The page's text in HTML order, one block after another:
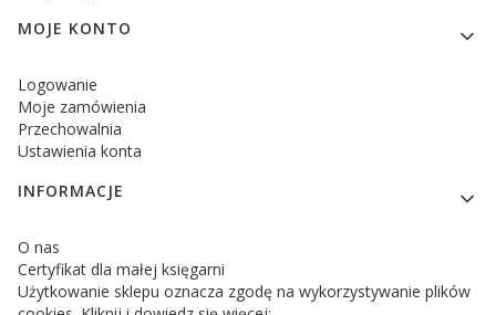
MOJE KONTO
Logowanie
Moje zamówienia
Przechowalnia
Ustawienia konta
INFORMACJE
O nas
Certyfikat dla małej księgarni
Użytkowanie sklepu oznacza zgodę na wykorzystywanie plików